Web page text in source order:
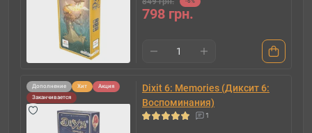
798 грн.
Дополнение Хит
Акция
Заканчивается
Dixit 6: Memories (Диксит 6:
Воспоминания)
1